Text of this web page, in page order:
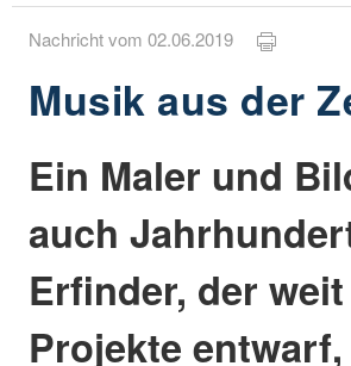
Nachricht vom 02.06.2019
Musik aus der
Ein Maler und
auch
Erfinder, der
Projekte